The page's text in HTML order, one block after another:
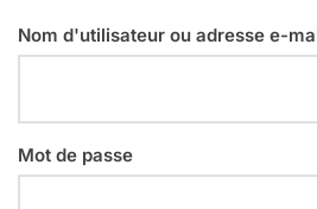
Nom d'utilisateur ou adresse e-
Mot de passe